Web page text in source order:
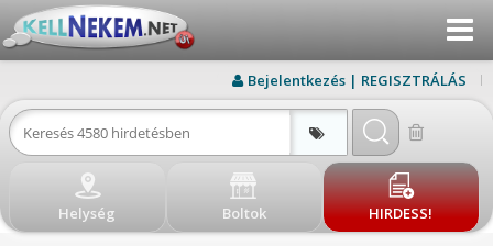
Menu
BEJELENTKEZÉS
REGISZTRÁLÁS
Bejelentkezés | REGISZTRÁLÁS
Helység Boltok HIRDESS!